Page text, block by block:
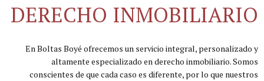
DERECHO INMOBILIARIO
En Boltas Boyé ofrecemos un servicio integral, personalizado y
altamente especializado en derecho inmobiliario. Somos
conscientes de que cada caso es diferente, por lo que nuestros